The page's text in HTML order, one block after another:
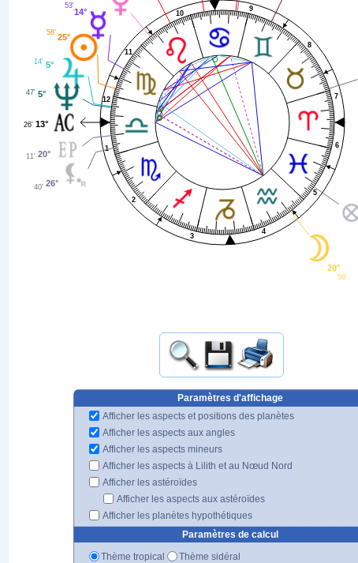
1
2
3
4
5
6
7
8
9
10
11
12
14°
53'
25°
58'
5°
14'
5°
47'
13°
26'
20°
11'
26°
40'
20°
56'
Paramètres d'affichage
Afficher les aspects et positions des planètes
Afficher les aspects aux angles
Afficher les aspects mineurs
Afficher les aspects à Lilith et au Nœud Nord
Afficher les astéroïdes
Afficher les aspects aux astéroïdes
Afficher les planètes hypothétiques
Paramètres de calcul
Thème tropical
Thème sidéral